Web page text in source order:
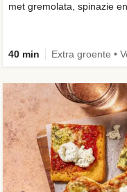
met gremolata, spinazie
40 min